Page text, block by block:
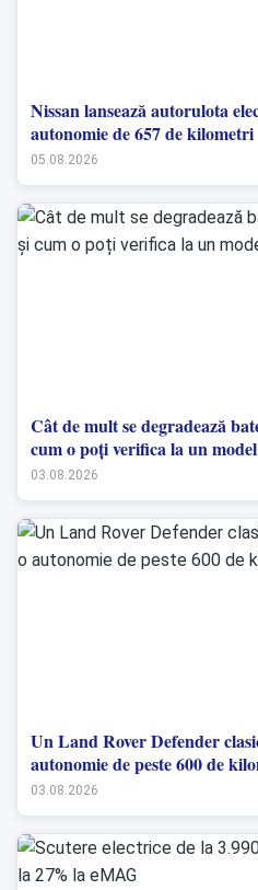
Nissan lansează autorulota
autonomie de 657 de kilometri
05.08.2026
Cât de mult se degradează
cum o poți verifica la un
03.08.2026
Un Land Rover Defender
autonomie de peste 600 de
03.08.2026